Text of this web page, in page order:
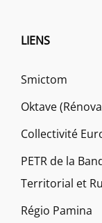
LIENS
Smictom
Oktave
Collectivité
PETR de la
Territorial et
Régio Pamina